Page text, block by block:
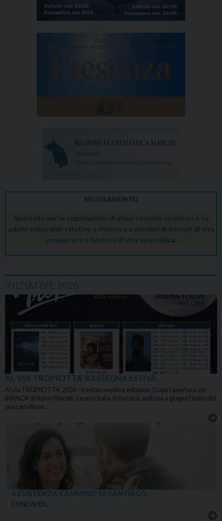
REGOLAMENTO
Sportello per le segnalazioni di abusi sessuali su minori o su
adulti vulnerabili relative a chierici o a membri di Istituti di vita
consacrata o Società di vita apostolica.
INIZIATIVE 2026
AL VIA TROPICITTA’ RASSEGNA ESTIVA
Al via TROPICITTA’ 2026 – trentanovesima edizione. Dopo l’apertura con
BIANCA di Nanni Moretti, l’arena Italia di Ancona, anticipa a giugno l’inizio del
suo cartellone…
ASSISTENZA CAMMINO DI SANTIAGO
CONDIVIDI…